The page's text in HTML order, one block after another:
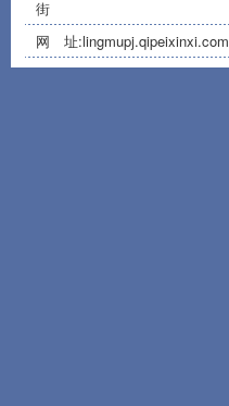
街
网 址:lingmupj.qipeixinxi.com